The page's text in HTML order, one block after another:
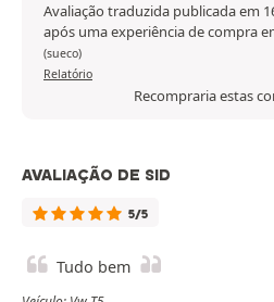
Avaliação traduzida publicada em
após uma experiência de compra
(sueco)
Relatório
Recompraria estas
AVALIAÇÃO DE SID
5/5
Tudo bem